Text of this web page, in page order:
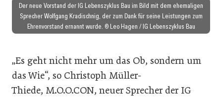
Der neue Vorstand der IG Lebenszyklus Bau im Bild mit dem ehemaligen
Sprecher Wolfgang Kradischnig, der zum Dank für seine Leistungen zum
Ehrenvorstand ernannt wurde. © Leo Hagen / IG Lebenszyklus Bau
„Es geht nicht mehr um das Ob, sondern um
das Wie“, so Christoph Müller-
Thiede, M.O.O.CON, neuer Sprecher der IG